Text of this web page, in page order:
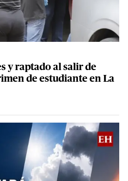
y raptado al salir de
de estudiante en La